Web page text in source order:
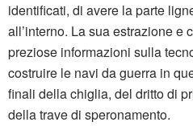
identificati, di avere la parte
all’interno. La sua estrazione e
preziose informazioni sulla
costruire le navi da guerra in
finali della chiglia, del dritto di
della trave di speronamento.